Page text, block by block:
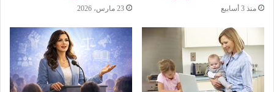
منذ 3 أسابيع 23 مارس، 2026